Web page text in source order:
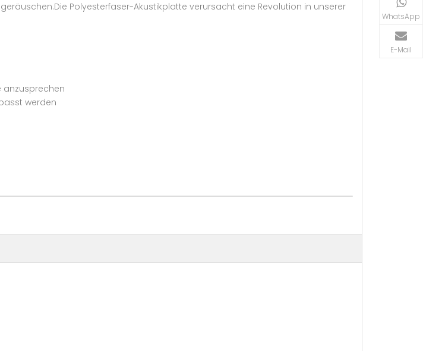
Polyesterfaser-Akustikplatte verursacht eine Revolution in unserer
anzusprechen
werden
WhatsApp
E-Mail